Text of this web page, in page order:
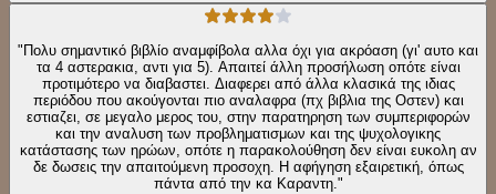
"Πολυ σημαντικό βιβλίο αναμφίβολα αλλα όχι για ακρόαση (γι' αυτο και
τα 4 αστερακια, αντι για 5). Απαιτεί άλλη προσήλωση οπότε είναι
προτιμότερο να διαβαστει. Διαφερει από άλλα κλασικά της ιδιας
περιόδου που ακούγονται πιο αναλαφρα (πχ βιβλια της Οστεν) και
εστιαζει, σε μεγαλο μερος του, στην παρατηρηση των συμπεριφορών
και την αναλυση των προβληματισμων και της ψυχολογικης
κατάστασης των ηρώων, οπότε η παρακολούθηση δεν είναι ευκολη αν
δε δωσεις την απαιτούμενη προσοχη. Η αφήγηση εξαιρετική, όπως
πάντα από την κα Καραντη."